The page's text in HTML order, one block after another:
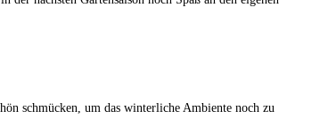
schmücken, um das winterliche Ambiente noch zu